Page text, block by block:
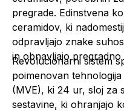
pregrade. Edinstvena
ceramidov, ki
odpravljajo znake
in obnavljajo
Revolucionarni sistem
poimenovan
(MVE), ki 24 ur, sloj za
sestavine, ki ohranjajo